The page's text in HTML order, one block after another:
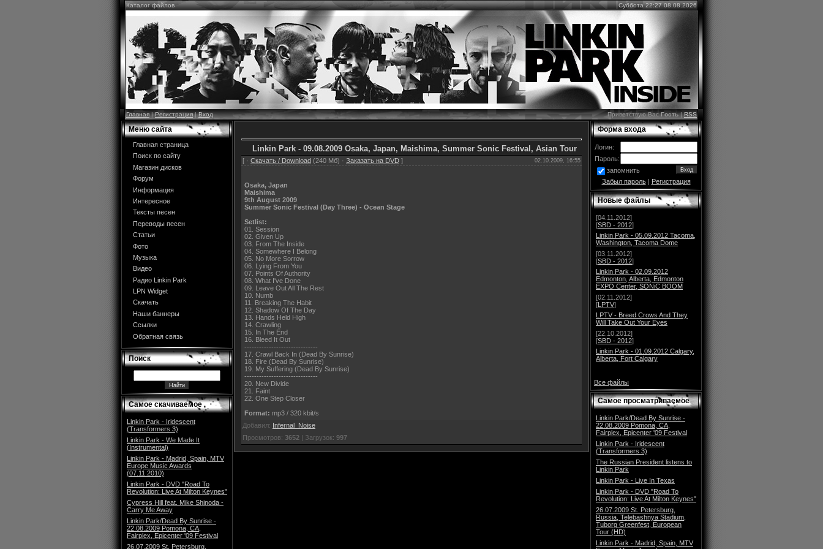
Каталог файлов Суббота 22:27 08.08.2026
Главная|Регистрация|Вход Приветствую ВасГость|RSS
Меню сайта
Главная страница
Поиск по сайту
Магазин дисков
Форум
Информация
Интересное
Тексты песен
Переводы песен
Статьи
Фото
Музыка
Видео
Радио Linkin Park
LPN Widget
Скачать
Наши баннеры
Ссылки
Обратная связь
Поиск
Самое скачиваемое
Linkin Park - Iridescent
(Transformers 3)
Linkin Park - We Made It
(Instrumental)
Linkin Park - Madrid, Spain, MTV
Europe Music Awards
(07.11.2010)
Linkin Park - DVD "Road To
Revolution: Live At Milton Keynes"
Cypress Hill feat. Mike Shinoda -
Carry Me Away
Linkin Park/Dead By Sunrise -
22.08.2009 Pomona, CA,
Fairplex, Epicenter '09 Festival
26.07.2009 St. Petersburg,
Linkin Park - 09.08.2009 Osaka, Japan, Maishima, Summer Sonic Festival, Asian Tour
[ · Скачать / Download (240 Мб) · Заказать на DVD ] 02.10.2009, 16:55
Osaka, Japan
Maishima
9th August 2009
Summer Sonic Festival (Day Three) - Ocean Stage
Setlist:
01. Session
02. Given Up
03. From The Inside
04. Somewhere I Belong
05. No More Sorrow
06. Lying From You
07. Points Of Authority
08. What I've Done
09. Leave Out All The Rest
10. Numb
11. Breaking The Habit
12. Shadow Of The Day
13. Hands Held High
14. Crawling
15. In The End
16. Bleed It Out
------------------------------
17. Crawl Back In (Dead By Sunrise)
18. Fire (Dead By Sunrise)
19. My Suffering (Dead By Sunrise)
------------------------------
20. New Divide
21. Faint
22. One Step Closer
Format: mp3 / 320 kbit/s
Добавил: Infernal_Noise
Просмотров: 3652 | Загрузок: 997
Форма входа
Логин:
Пароль:
запомнить
Забыл пароль| Регистрация
Новые файлы
[04.11.2012]
[SBD - 2012]
Linkin Park - 05.09.2012 Tacoma,
Washington, Tacoma Dome
[03.11.2012]
[SBD - 2012]
Linkin Park - 02.09.2012
Edmonton, Alberta, Edmonton
EXPO Center, SONiC BOOM
[02.11.2012]
[LPTV]
LPTV - Breed Crows And They
Will Take Out Your Eyes
[22.10.2012]
[SBD - 2012]
Linkin Park - 01.09.2012 Calgary,
Alberta, Fort Calgary
Все файлы
Самое просматриваемое
Linkin Park/Dead By Sunrise -
22.08.2009 Pomona, CA,
Fairplex, Epicenter '09 Festival
Linkin Park - Iridescent
(Transformers 3)
The Russian President listens to
Linkin Park
Linkin Park - Live In Texas
Linkin Park - DVD "Road To
Revolution: Live At Milton Keynes"
26.07.2009 St. Petersburg,
Russia, Telebashnya Stadium,
Tuborg Greenfest, European
Tour (HD)
Linkin Park - Madrid, Spain, MTV